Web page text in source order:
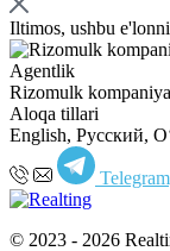
Iltimos, ushbu
Agentlik
Rizomulk
Aloqa tillari
English, Русский,
© 2023 - 2026